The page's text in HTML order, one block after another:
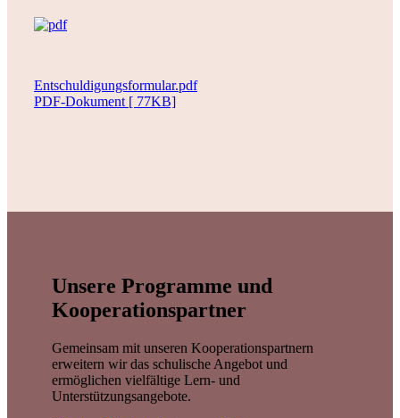
Entschuldigungsformular.pdf
PDF-Dokument [ 77KB]
Unsere Programme und
Kooperationspartner
Gemeinsam mit unseren Kooperationspartnern
erweitern wir das schulische Angebot und
ermöglichen vielfältige Lern- und
Unterstützungsangebote.